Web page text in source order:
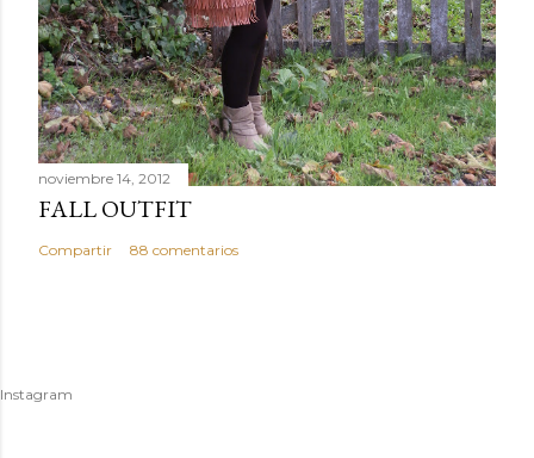
noviembre 14, 2012
FALL OUTFIT
Compartir 88 comentarios
Instagram